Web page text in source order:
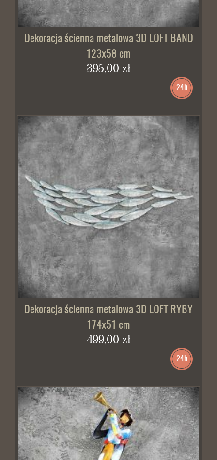
Dekoracja ścienna metalowa 3D LOFT BAND
123x58 cm
395,00 zł
24h
Dekoracja ścienna metalowa 3D LOFT RYBY
174x51 cm
499,00 zł
24h